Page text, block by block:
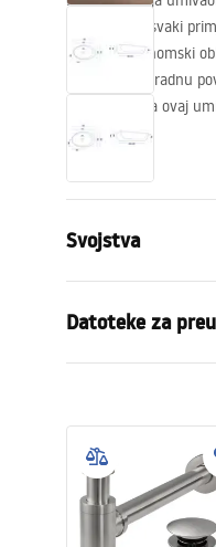
umivaonika, svaki
kamen. Ergonomski
montirati na radnu
dizajnirane za ovaj
Svojstva
Materijal
Boja
Širina
Visina
Datoteke za